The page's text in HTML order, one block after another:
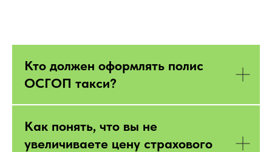
Кто должен оформлять полис
ОСГОП такси?
Как понять, что вы не
увеличиваете цену страхового